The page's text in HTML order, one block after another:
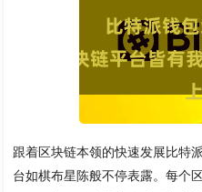
跟着区块链本领的快速发展比特
台如棋布星陈般不停表露。每个